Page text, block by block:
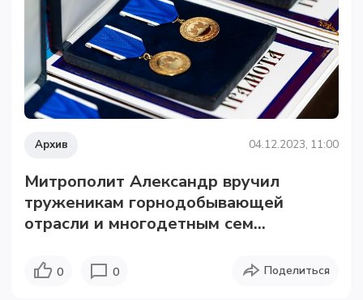
Архив 04.12.2023, 11:00
Митрополит Александр вручил
труженикам горнодобывающей
отрасли и многодетным сем...
0 0 Поделиться